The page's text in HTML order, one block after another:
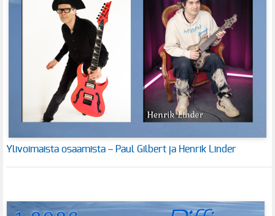
Ylivoimaista osaamista – Paul Gilbert ja Henrik Linder